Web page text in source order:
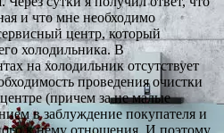
и что мне необходимо
центр, который
холодильника. В
на холодильник отсутствует
проведения очистки
(причем за не малые
в заблуждение покупателя и
к нему отношения. И поэтому